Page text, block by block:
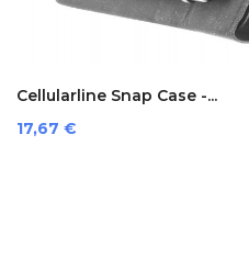
Cellularline Snap Case -...
Prezzo
17,67 €